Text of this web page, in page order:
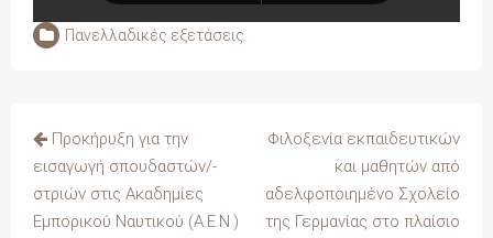
Πανελλαδικές εξετάσεις
Πλοήγηση
άρθρων
Προκήρυξη για την
εισαγωγή σπουδαστών/-
στριών στις Ακαδημίες
Εμπορικού Ναυτικού (Α.Ε.Ν.)
Φιλοξενία εκπαιδευτικών
και μαθητών από
αδελφοποιημένο Σχολείο
της Γερμανίας στο πλαίσιο